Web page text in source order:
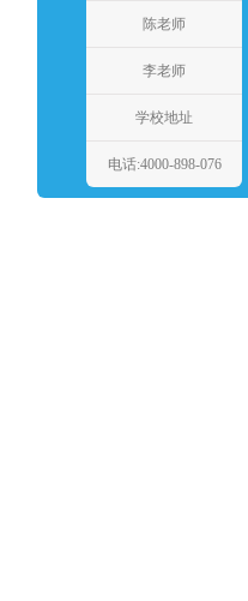
陈老师
李老师
学校地址
电话:4000-898-076